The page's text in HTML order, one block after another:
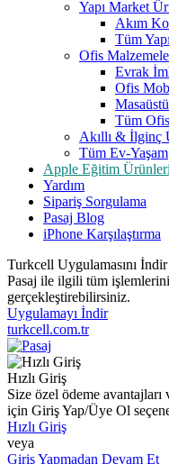
Yapı Market
Akım
Tüm
Ofis
Evrak
Ofis
Tüm
Akıllı & İlginç
Tüm Ev-Yaşam
Apple Eğitim Ürünleri
Yardım
Sipariş Sorgulama
Pasaj Blog
iPhone Karşılaştırma
Turkcell Uygulamasını İndir
Pasaj ile ilgili tüm
gerçekleştirebilirsiniz.
Uygulamayı İndir
turkcell.com.tr
Hızlı Giriş
Size özel ödeme
için Giriş Yap/Üye Ol
Hızlı Giriş
veya
Giriş Yapmadan Devam Et